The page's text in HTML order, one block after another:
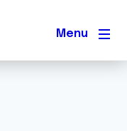
Menu